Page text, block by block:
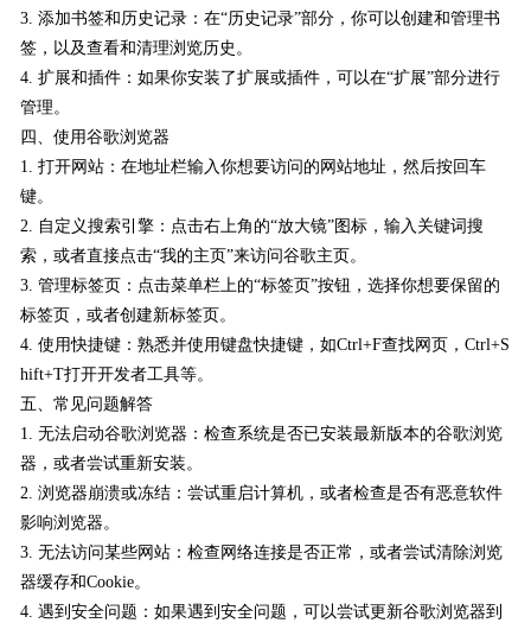
3. 添加书签和历史记录：在“历史记录”部分，你可以创建和管理书
签，以及查看和清理浏览历史。
4. 扩展和插件：如果你安装了扩展或插件，可以在“扩展”部分进行
管理。
四、使用谷歌浏览器
1. 打开网站：在地址栏输入你想要访问的网站地址，然后按回车
键。
2. 自定义搜索引擎：点击右上角的“放大镜”图标，输入关键词搜
索，或者直接点击“我的主页”来访问谷歌主页。
3. 管理标签页：点击菜单栏上的“标签页”按钮，选择你想要保留的
标签页，或者创建新标签页。
4. 使用快捷键：熟悉并使用键盘快捷键，如Ctrl+F查找网页，Ctrl+S
hift+T打开开发者工具等。
五、常见问题解答
1. 无法启动谷歌浏览器：检查系统是否已安装最新版本的谷歌浏览
器，或者尝试重新安装。
2. 浏览器崩溃或冻结：尝试重启计算机，或者检查是否有恶意软件
影响浏览器。
3. 无法访问某些网站：检查网络连接是否正常，或者尝试清除浏览
器缓存和Cookie。
4. 遇到安全问题：如果遇到安全问题，可以尝试更新谷歌浏览器到